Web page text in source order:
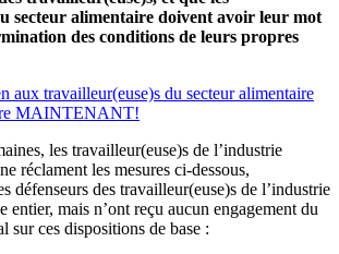
secteur alimentaire doivent avoir leur mot
des conditions de leurs propres
aux travailleur(euse)s du secteur alimentaire
MAINTENANT!
les travailleur(euse)s de l’industrie
réclament les mesures ci-dessous,
défenseurs des travailleur(euse)s de l’industrie
entier, mais n’ont reçu aucun engagement du
sur ces dispositions de base :